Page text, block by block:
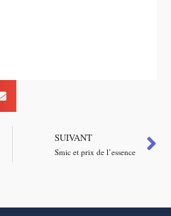
SUIVANT
Smic et prix de l’essence